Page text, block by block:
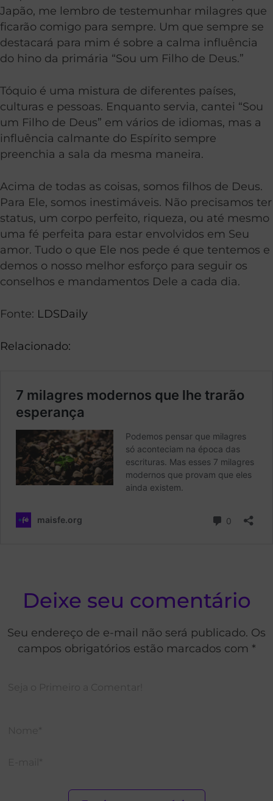
Japão, me lembro de testemunhar milagres que
ficarão comigo para sempre. Um que sempre se
destacará para mim é sobre a calma influência
do hino da primária “Sou um Filho de Deus.”
Tóquio é uma mistura de diferentes países,
culturas e pessoas. Enquanto servia, cantei “Sou
um Filho de Deus” em vários de idiomas, mas a
influência calmante do Espírito sempre
preenchia a sala da mesma maneira.
Acima de todas as coisas, somos filhos de Deus.
Para Ele, somos inestimáveis. Não precisamos ter
status, um corpo perfeito, riqueza, ou até mesmo
uma fé perfeita para estar envolvidos em Seu
amor. Tudo o que Ele nos pede é que tentemos e
demos o nosso melhor esforço para seguir os
conselhos e mandamentos Dele a cada dia.
Fonte: LDSDaily
Relacionado:
Deixe seu comentário
Seu endereço de e-mail não será publicado. Os
campos obrigatórios estão marcados com *